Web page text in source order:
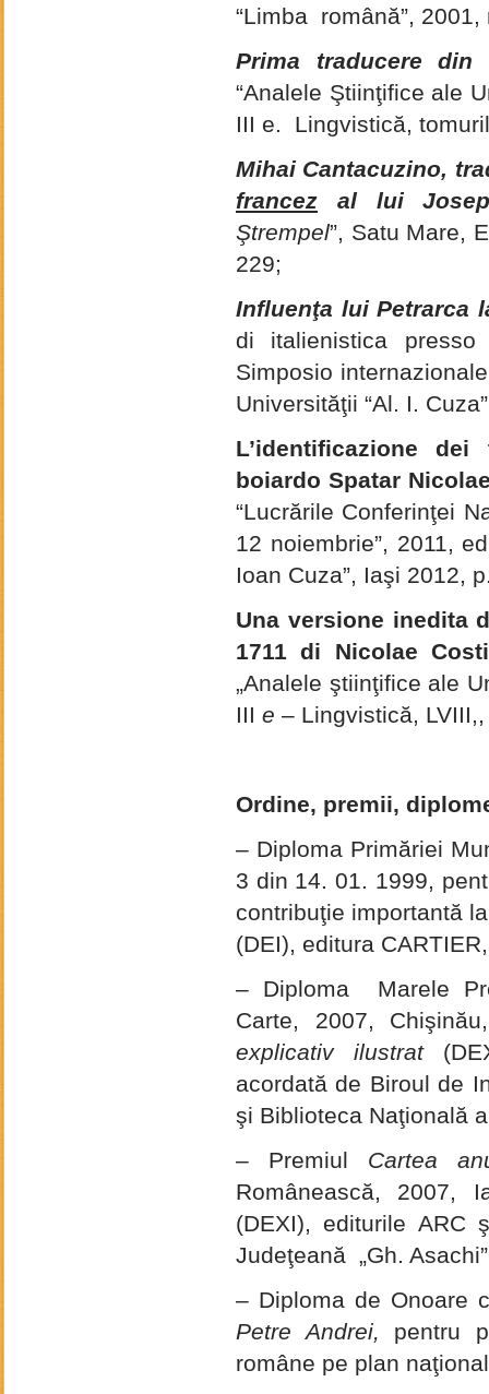
“Limba română”,
Prima traducere din
“Analele Ştiinţifice ale
III e. Lingvistică,
Mihai Cantacuzino,
francez al lui
Ştrempel”, Satu Mare,
229;
Influenţa lui Petrarca
di italienistica presso
Simposio
Universităţii “Al. I.
L’identificazione
boiardo Spatar
“Lucrările Conferinţei
12 noiembrie”, 2011,
Ioan Cuza”, Iaşi 2012,
Una versione inedita
1711 di Nicolae
„Analele ştiinţifice ale
III e – Lingvistică,
Ordine, premii,
– Diploma Primăriei
3 din 14. 01. 1999,
contribuţie importantă
(DEI), editura
– Diploma Marele
Carte, 2007,
explicativ ilustrat
acordată de Biroul de
şi Biblioteca Naţională
– Premiul Cartea
Românească, 2007,
(DEXI), editurile ARC
Judeţeană „Gh.
– Diploma de Onoare
Petre Andrei, pentru
române pe plan